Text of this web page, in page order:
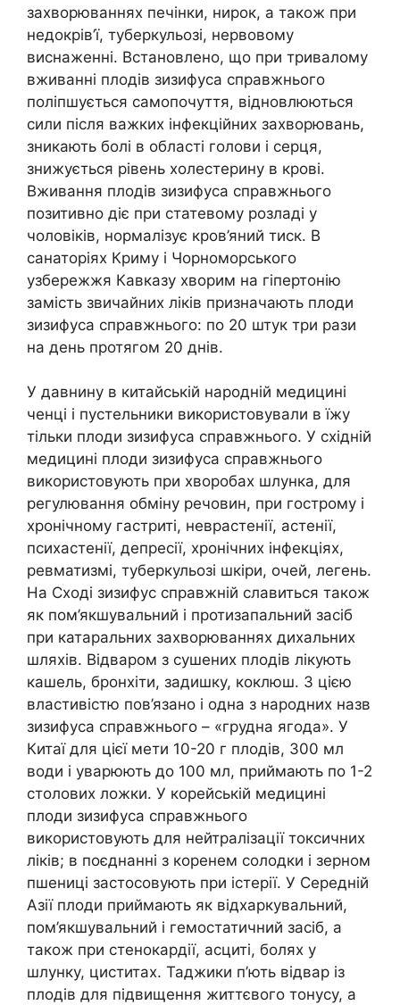
захворюваннях печінки, нирок, а також при
недокрів’ї, туберкульозі, нервовому
виснаженні. Встановлено, що при тривалому
вживанні плодів зизифуса справжнього
поліпшується самопочуття, відновлюються
сили після важких інфекційних захворювань,
зникають болі в області голови і серця,
знижується рівень холестерину в крові.
Вживання плодів зизифуса справжнього
позитивно діє при статевому розладі у
чоловіків, нормалізує кров’яний тиск. В
санаторіях Криму і Чорноморського
узбережжя Кавказу хворим на гіпертонію
замість звичайних ліків призначають плоди
зизифуса справжнього: по 20 штук три рази
на день протягом 20 днів.
У давнину в китайській народній медицині
ченці і пустельники використовували в їжу
тільки плоди зизифуса справжнього. У східній
медицині плоди зизифуса справжнього
використовують при хворобах шлунка, для
регулювання обміну речовин, при гострому і
хронічному гастриті, неврастенії, астенії,
психастенії, депресії, хронічних інфекціях,
ревматизмі, туберкульозі шкіри, очей, легень.
На Сході зизифус справжній славиться також
як пом’якшувальний і протизапальний засіб
при катаральних захворюваннях дихальних
шляхів. Відваром з сушених плодів лікують
кашель, бронхіти, задишку, коклюш. З цією
властивістю пов’язано і одна з народних назв
зизифуса справжнього – «грудна ягода». У
Китаї для цієї мети 10-20 г плодів, 300 мл
води і уварюють до 100 мл, приймають по 1-2
столових ложки. У корейській медицині
плоди зизифуса справжнього
використовують для нейтралізації токсичних
ліків; в поєднанні з коренем солодки і зерном
пшениці застосовують при істерії. У Середній
Азії плоди приймають як відхаркувальний,
пом’якшувальний і гемостатичний засіб, а
також при стенокардії, асциті, болях у
шлунку, циститах. Таджики п’ють відвар із
плодів для підвищення життєвого тонусу, а